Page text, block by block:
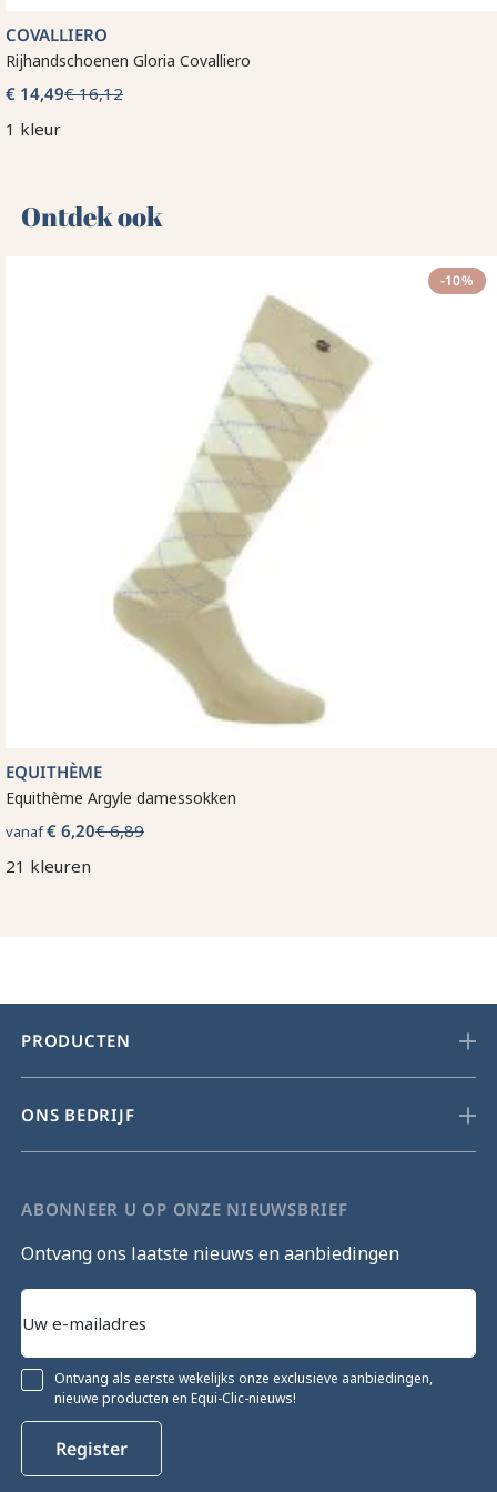
COVALLIERO
Rijhandschoenen Gloria Covalliero
€ 14,49€ 16,12
1 kleur
Ontdek ook 🌻
-10%
EQUITHÈME
Equithème Argyle damessokken
vanaf€ 6,20€ 6,89
21 kleuren
PRODUCTEN
ONS BEDRIJF
ABONNEER U OP ONZE NIEUWSBRIEF
Ontvang ons laatste nieuws en aanbiedingen
Ontvang als eerste wekelijks onze exclusieve aanbiedingen,
nieuwe producten en Equi-Clic-nieuws!
Register